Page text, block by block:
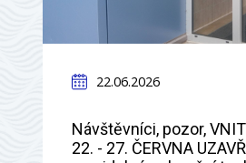
22.06.2026
Návštěvníci, pozor,
22. - 27. ČERVNA